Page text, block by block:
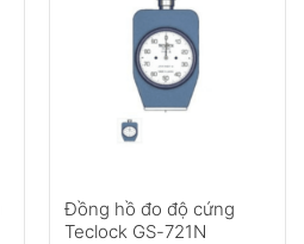
Đồng hồ đo độ cứng
Teclock GS-721N